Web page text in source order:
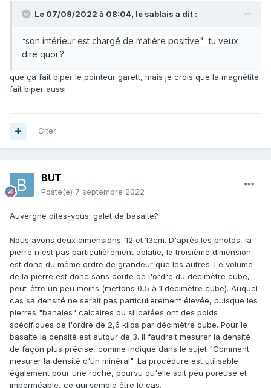
Le 07/09/2022 à 08:04, le sablais a dit :
"son intérieur est chargé de matière positive" tu veux
dire quoi ?
que ça fait biper le pointeur garett, mais je crois que la magnétite
fait biper aussi.
Citer
BUT
Posté(e) 7 septembre 2022
Auvergne dites-vous: galet de basalte?
Nous avons deux dimensions: 12 et 13cm. D'après les photos, la
pierre n'est pas particulièrement aplatie, la troisième dimension
est donc du même ordre de grandeur que les autres. Le volume
de la pierre est donc sans doute de l'ordre du décimètre cube,
peut-être un peu moins (mettons 0,5 à 1 décimètre cube). Auquel
cas sa densité ne serait pas particulièrement élevée, puisque les
pierres "banales" calcaires ou silicatées ont des poids
spécifiques de l'ordre de 2,6 kilos par décimètre cube. Pour le
basalte la densité est autour de 3. Il faudrait mesurer la densité
de façon plus précise, comme indiqué dans le sujet "Comment
mesurer la densité d'un minéral". La procédure est utilisable
également pour une roche, pourvu qu'elle soit peu poreuse et
imperméable, ce qui semble être le cas.